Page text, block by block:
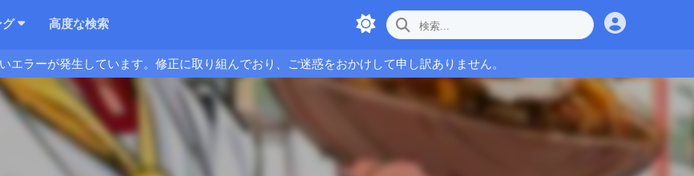
グ 高度な検索
エラーが発生しています。修正に取り組んでおり、ご迷惑をおかけして申し訳ありません。